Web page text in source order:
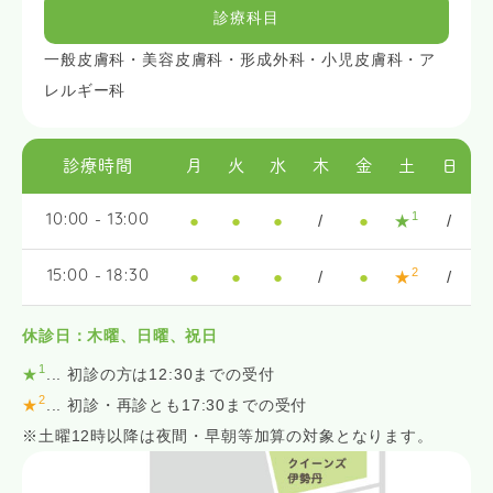
診療科目
一般皮膚科・美容皮膚科・形成外科・小児皮膚科・ア
レルギー科
診療時間 月 火 水 木 金 土 日
10:00 - 13:00 ● ● ● / ● ★ 1 /
15:00 - 18:30 ● ● ● / ● ★2 /
休診日：木曜、日曜、祝日
★ 1
... 初診の方は12:30までの受付
★2
... 初診・再診とも17:30までの受付
※土曜12時以降は夜間・早朝等加算の対象となります。